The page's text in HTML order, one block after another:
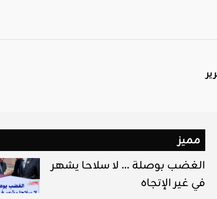
مميز
الغضب بوصلة … لا سلاحا يشهر
في غير الإتجاه